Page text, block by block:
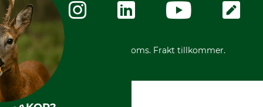
Ångerrätt för din beställning
Reklamationer
Frakter
Karriär
Vår personal
Varumärken
Mässor
Instagram TOS
Media
Code of Conduct
*Alla priser inklusive moms. Frakt tillkommer.